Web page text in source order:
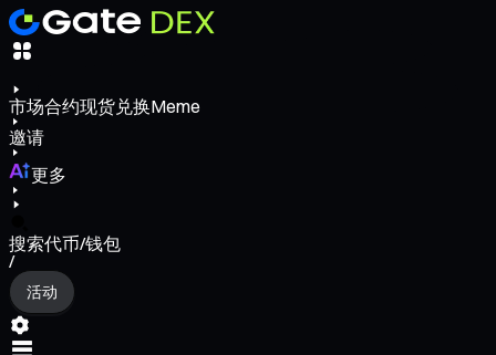
市场合约现货兑换Meme
邀请
更多
搜索代币/钱包
/
活动